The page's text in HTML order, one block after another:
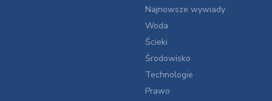
Najnowsze wywiady
Woda
Ścieki
Środowisko
Technologie
Prawo